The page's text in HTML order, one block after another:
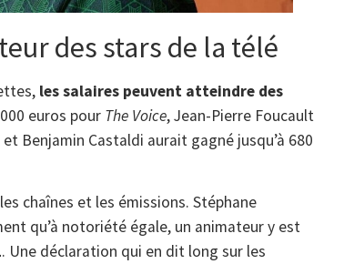
des stars de la télé
les salaires peuvent atteindre des
euros pour The Voice, Jean-Pierre Foucault
et Benjamin Castaldi aurait gagné jusqu’à 680
chaînes et les émissions. Stéphane
qu’à notoriété égale, un animateur y est
. Une déclaration qui en dit long sur les